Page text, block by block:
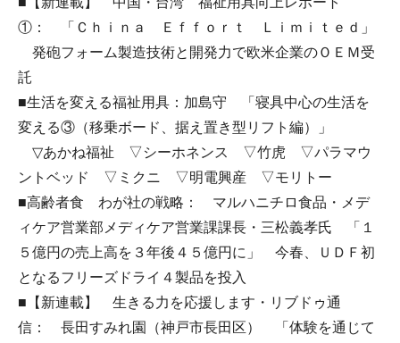
①： 「Ｃｈｉｎａ Ｅｆｆｏｒｔ Ｌｉｍｉｔｅｄ」
発砲フォーム製造技術と開発力で欧米企業のＯＥＭ受
託
■生活を変える福祉用具：加島守 「寝具中心の生活を
変える③（移乗ボード、据え置き型リフト編）」
▽あかね福祉 ▽シーホネンス ▽竹虎 ▽パラマウ
ントベッド ▽ミクニ ▽明電興産 ▽モリトー
■高齢者食 わが社の戦略： マルハニチロ食品・メデ
ィケア営業部メディケア営業課課長・三松義孝氏 「１
５億円の売上高を３年後４５億円に」 今春、ＵＤＦ初
となるフリーズドライ４製品を投入
■【新連載】 生きる力を応援します・リブドゥ通
信： 長田すみれ園（神戸市長田区） 「体験を通じて